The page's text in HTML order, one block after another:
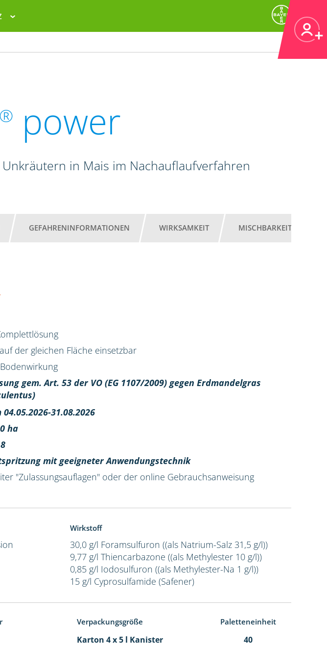
® power
in Mais im Nachauflaufverfahren
GEFAHRENINFORMATIONEN WIRKSAMKEIT MISCHBARKEIT
auf der gleichen Fläche einsetzbar
gem. Art. 53 der VO (EG 1107/2009) gegen Erdmandelgras
31.08.2026
ha
mit geeigneter Anwendungstechnik
"Zulassungsauflagen" oder der online Gebrauchsanweisung
Wirkstoff
30,0 g/l Foramsulfuron ((als Natrium-Salz 31,5 g/l))
9,77 g/l Thiencarbazone ((als Methylester 10 g/l))
0,85 g/l Iodosulfuron ((als Methylester-Na 1 g/l))
15 g/l Cyprosulfamide (Safener)
Verpackungsgröße Paletteneinheit
Karton 4 x 5 l Kanister
40